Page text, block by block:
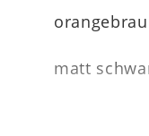
matt